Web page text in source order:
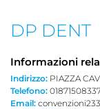
DP DENT
Informazioni
Indirizzo: PIAZZA
Telefono:
Email: